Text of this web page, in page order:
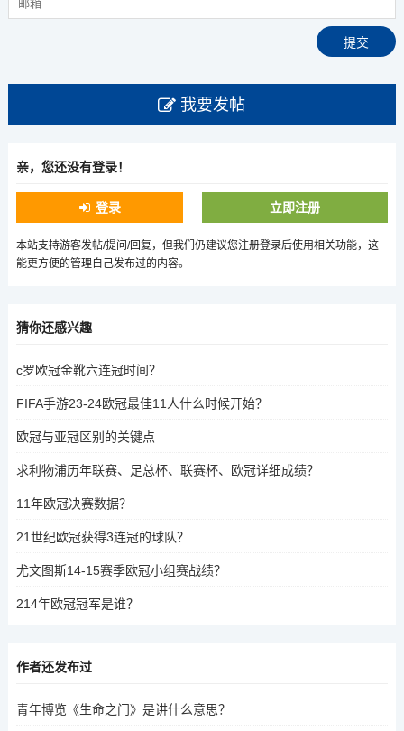
我要发帖
亲，您还没有登录！
登录 立即注册
本站支持游客发帖/提问/回复，但我们仍建议您注册登录后使用相关功能，这
能更方便的管理自己发布过的内容。
猜你还感兴趣
c罗欧冠金靴六连冠时间？
FIFA手游23-24欧冠最佳11人什么时候开始？
欧冠与亚冠区别的关键点
求利物浦历年联赛、足总杯、联赛杯、欧冠详细成绩？
11年欧冠决赛数据？
21世纪欧冠获得3连冠的球队？
尤文图斯14-15赛季欧冠小组赛战绩？
214年欧冠冠军是谁？
作者还发布过
青年博览《生命之门》是讲什么意思？